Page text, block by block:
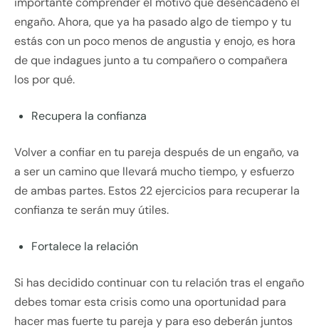
engaño. Ahora, que ya ha pasado algo de tiempo y tu
estás con un poco menos de angustia y enojo, es hora
de que indagues junto a tu compañero o compañera
los por qué.
Recupera la confianza
Volver a confiar en tu pareja después de un engaño, va
a ser un camino que llevará mucho tiempo, y esfuerzo
de ambas partes. Estos 22 ejercicios para recuperar la
confianza te serán muy útiles.
Fortalece la relación
Si has decidido continuar con tu relación tras el engaño
debes tomar esta crisis como una oportunidad para
hacer mas fuerte tu pareja y para eso deberán juntos